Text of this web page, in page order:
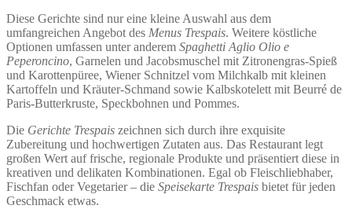
Diese Gerichte sind nur eine kleine Auswahl aus dem
umfangreichen Angebot des Menus Trespais. Weitere köstliche
Optionen umfassen unter anderem Spaghetti Aglio Olio e
Peperoncino, Garnelen und Jacobsmuschel mit Zitronengras-Spieß
und Karottenpüree, Wiener Schnitzel vom Milchkalb mit kleinen
Kartoffeln und Kräuter-Schmand sowie Kalbskotelett mit Beurré de
Paris-Butterkruste, Speckbohnen und Pommes.
Die Gerichte Trespais zeichnen sich durch ihre exquisite
Zubereitung und hochwertigen Zutaten aus. Das Restaurant legt
großen Wert auf frische, regionale Produkte und präsentiert diese in
kreativen und delikaten Kombinationen. Egal ob Fleischliebhaber,
Fischfan oder Vegetarier – die Speisekarte Trespais bietet für jeden
Geschmack etwas.